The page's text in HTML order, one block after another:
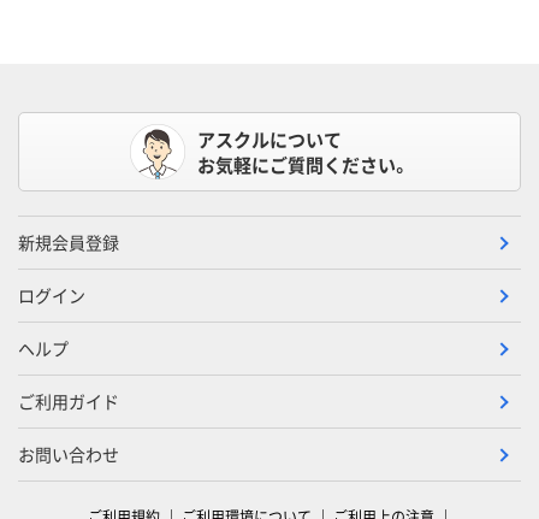
アスクルについて
お気軽にご質問ください。
新規会員登録
ログイン
ヘルプ
ご利用ガイド
お問い合わせ